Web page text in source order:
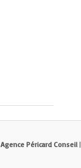
Agence Péricard Conseil|